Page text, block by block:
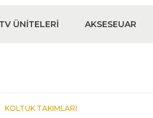
TV ÜNİTELERİ AKSESEUAR
KOLTUK TAKIMLARI